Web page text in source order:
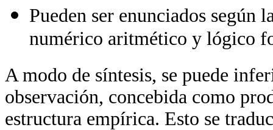
Pueden ser enunciados según
numérico aritmético y lógico
A modo de síntesis, se puede
observación, concebida como
estructura empírica. Esto se